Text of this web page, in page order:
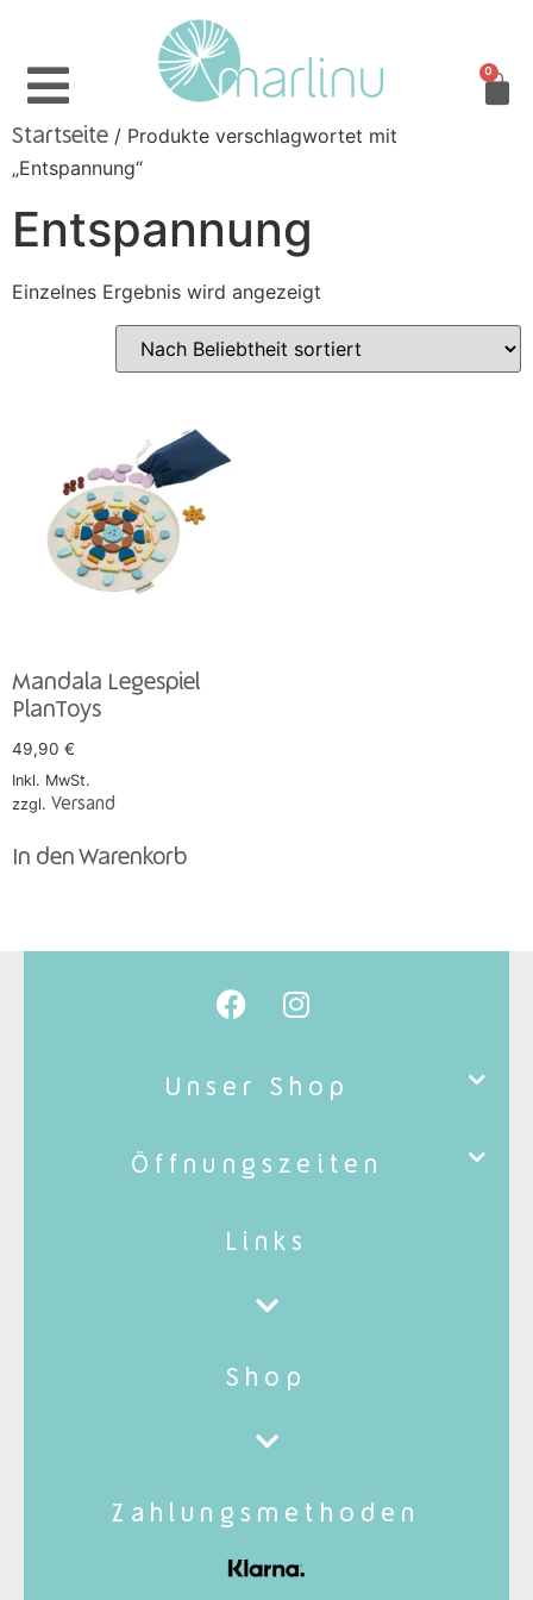
0
Startseite / Produkte verschlagwortet mit
„Entspannung“
Entspannung
Einzelnes Ergebnis wird angezeigt
Mandala Legespiel
PlanToys
49,90 €
Inkl. MwSt.
zzgl. Versand
In den Warenkorb
Unser Shop
Öffnungszeiten
Links
Shop
Zahlungsmethoden